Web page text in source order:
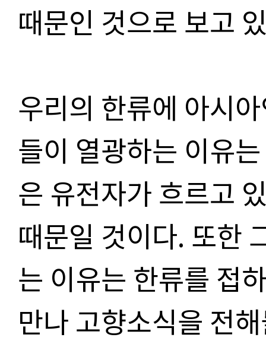
때문인 것으로 보고
우리의 한류에 아시
들이 열광하는 이유
은 유전자가 흐르고
때문일 것이다. 또한
는 이유는 한류를 접
만나 고향소식을 전